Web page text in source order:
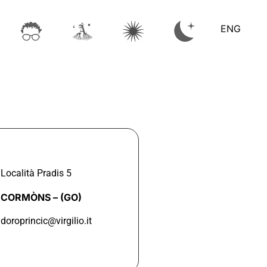
ENG
Località Pradis 5
CORMÒNS – (GO)
doroprincic@virgilio.it